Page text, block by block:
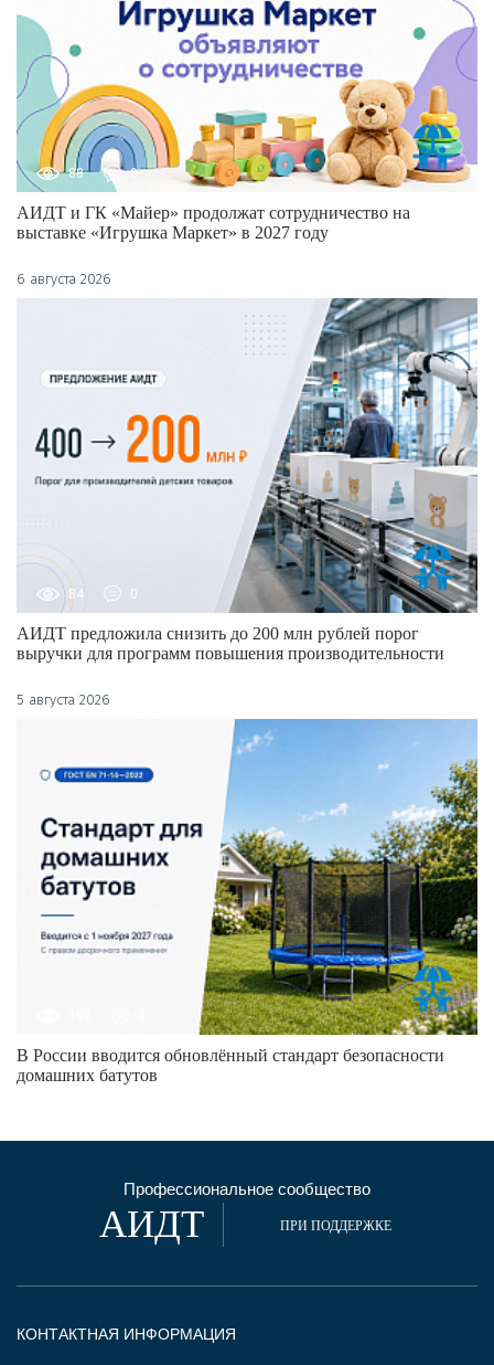
88 0
АИДТ и ГК «Майер» продолжат сотрудничество на
выставке «Игрушка Маркет» в 2027 году
6 августа 2026
84 0
АИДТ предложила снизить до 200 млн рублей порог
выручки для программ повышения производительности
5 августа 2026
В России вводится обновлённый стандарт безопасности
домашних батутов
Профессиональное сообщество
АИДТ ПРИ ПОДДЕРЖКЕ
КОНТАКТНАЯ ИНФОРМАЦИЯ